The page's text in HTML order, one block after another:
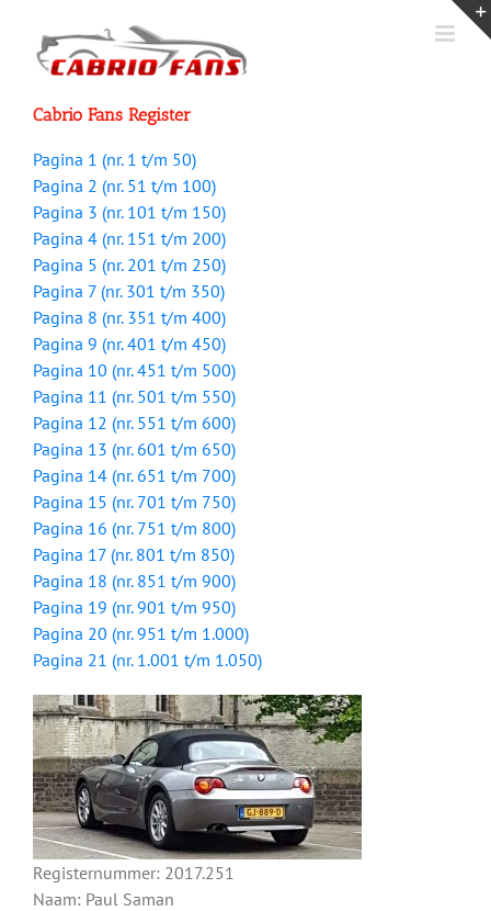
inhoud
Cabrio Fans Register
Pagina 1 (nr. 1 t/m 50)
Pagina 2 (nr. 51 t/m 100)
Pagina 3 (nr. 101 t/m 150)
Pagina 4 (nr. 151 t/m 200)
Pagina 5 (nr. 201 t/m 250)
Pagina 7 (nr. 301 t/m 350)
Pagina 8 (nr. 351 t/m 400)
Pagina 9 (nr. 401 t/m 450)
Pagina 10 (nr. 451 t/m 500)
Pagina 11 (nr. 501 t/m 550)
Pagina 12 (nr. 551 t/m 600)
Pagina 13 (nr. 601 t/m 650)
Pagina 14 (nr. 651 t/m 700)
Pagina 15 (nr. 701 t/m 750)
Pagina 16 (nr. 751 t/m 800)
Pagina 17 (nr. 801 t/m 850)
Pagina 18 (nr. 851 t/m 900)
Pagina 19 (nr. 901 t/m 950)
Pagina 20 (nr. 951 t/m 1.000)
Pagina 21 (nr. 1.001 t/m 1.050)
Registernummer: 2017.251
Naam: Paul Saman